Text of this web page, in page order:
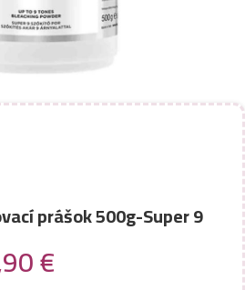
prášok 500g-Super 9
€